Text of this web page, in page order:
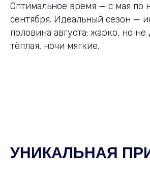
Оптимальное время — с мая по
сентября. Идеальный сезон —
половина августа: жарко, но
тёплая, ночи мягкие.
УНИКАЛЬНАЯ